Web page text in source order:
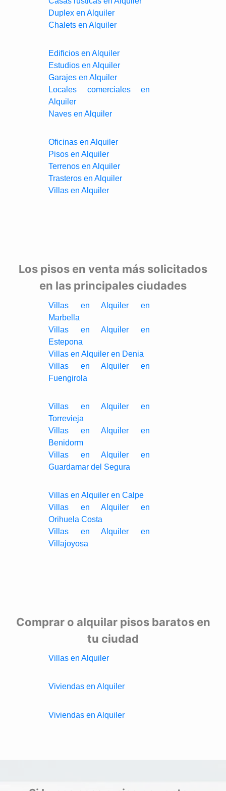
Duplex en Alquiler
Chalets en Alquiler
Edificios en Alquiler
Estudios en Alquiler
Garajes en Alquiler
Locales comerciales en
Alquiler
Naves en Alquiler
Oficinas en Alquiler
Pisos en Alquiler
Terrenos en Alquiler
Trasteros en Alquiler
Villas en Alquiler
Los pisos en venta más solicitados
en las principales ciudades
Villas en Alquiler en
Marbella
Villas en Alquiler en
Estepona
Villas en Alquiler en Denia
Villas en Alquiler en
Fuengirola
Villas en Alquiler en
Torrevieja
Villas en Alquiler en
Benidorm
Villas en Alquiler en
Guardamar del Segura
Villas en Alquiler en Calpe
Villas en Alquiler en
Orihuela Costa
Villas en Alquiler en
Villajoyosa
Comprar o alquilar pisos baratos en
tu ciudad
Villas en Alquiler
Viviendas en Alquiler
Viviendas en Alquiler